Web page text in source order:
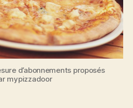
d’abonnements proposés
mypizzadoor